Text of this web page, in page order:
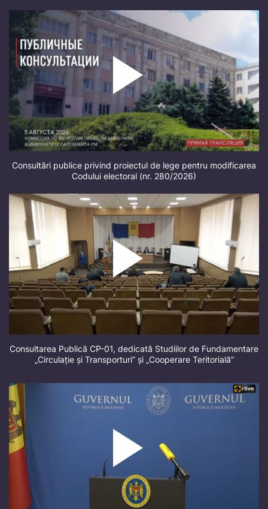
Consultări publice privind proiectul de lege pentru modificarea
Codului electoral (nr. 280/2026)
Consultarea Publică CP-01, dedicată Studiilor de Fundamentare
„Circulație și Transporturi” și „Cooperare Teritorială”